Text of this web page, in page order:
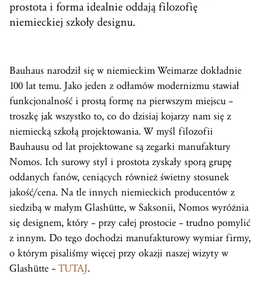
prostota i forma idealnie oddają filozofię
niemieckiej szkoły designu.
Bauhaus narodził się w niemieckim Weimarze dokładnie
100 lat temu. Jako jeden z odłamów modernizmu stawiał
funkcjonalność i prostą formę na pierwszym miejscu –
troszkę jak wszystko to, co do dzisiaj kojarzy nam się z
niemiecką szkołą projektowania. W myśl filozofii
Bauhausu od lat projektowane są zegarki manufaktury
Nomos. Ich surowy styl i prostota zyskały sporą grupę
oddanych fanów, ceniących również świetny stosunek
jakość/cena. Na tle innych niemieckich producentów z
siedzibą w małym Glashütte, w Saksonii, Nomos wyróżnia
się designem, który – przy całej prostocie – trudno pomylić
z innym. Do tego dochodzi manufakturowy wymiar firmy,
o którym pisaliśmy więcej przy okazji naszej wizyty w
Glashütte – TUTAJ.